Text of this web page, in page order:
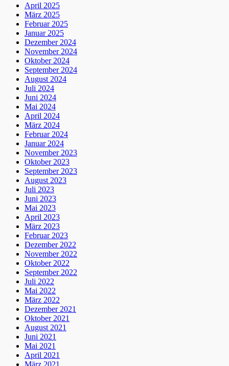
April 2025
März 2025
Februar 2025
Januar 2025
Dezember 2024
November 2024
Oktober 2024
September 2024
August 2024
Juli 2024
Juni 2024
Mai 2024
April 2024
März 2024
Februar 2024
Januar 2024
November 2023
Oktober 2023
September 2023
August 2023
Juli 2023
Juni 2023
Mai 2023
April 2023
März 2023
Februar 2023
Dezember 2022
November 2022
Oktober 2022
September 2022
Juli 2022
Mai 2022
März 2022
Dezember 2021
Oktober 2021
August 2021
Juni 2021
Mai 2021
April 2021
März 2021